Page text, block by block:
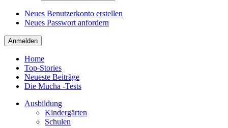
Neues Benutzerkonto erstellen
Neues Passwort anfordern
Home
Top-Stories
Neueste Beiträge
Die Mucha -Tests
Ausbildung
Kindergärten
Schulen